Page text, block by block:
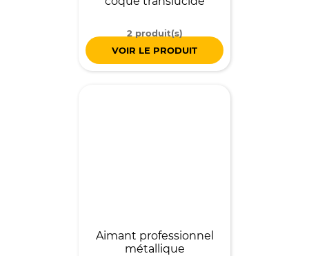
2 produit(s)
VOIR LE PRODUIT
Aimant professionnel
métallique